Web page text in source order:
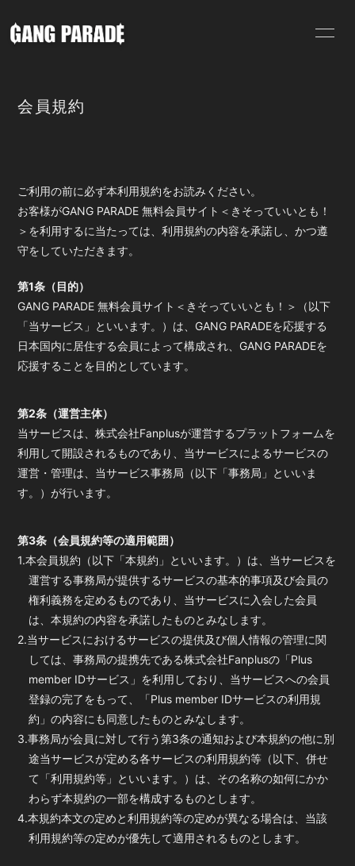
無料会員登録
会員規約
ご利用の前に必ず本利用規約をお読みください。
お客様がGANG PARADE 無料会員サイト＜きそっていいとも！
＞を利用するに当たっては、利用規約の内容を承諾し、かつ遵
守をしていただきます。
第1条（目的）
GANG PARADE 無料会員サイト＜きそっていいとも！＞（以下
「当サービス」といいます。）は、GANG PARADEを応援する
日本国内に居住する会員によって構成され、GANG PARADEを
応援することを目的としています。
第2条（運営主体）
当サービスは、株式会社Fanplusが運営するプラットフォームを
利用して開設されるものであり、当サービスによるサービスの
運営・管理は、当サービス事務局（以下「事務局」といいま
す。）が行います。
第3条（会員規約等の適用範囲）
1.本会員規約（以下「本規約」といいます。）は、当サービスを
運営する事務局が提供するサービスの基本的事項及び会員の
権利義務を定めるものであり、当サービスに入会した会員
は、本規約の内容を承諾したものとみなします。
2.当サービスにおけるサービスの提供及び個人情報の管理に関
しては、事務局の提携先である株式会社Fanplusの「Plus
member IDサービス」を利用しており、当サービスへの会員
登録の完了をもって、「Plus member IDサービスの利用規
約」の内容にも同意したものとみなします。
3.事務局が会員に対して行う第3条の通知および本規約の他に別
途当サービスが定める各サービスの利用規約等（以下、併せ
て「利用規約等」といいます。）は、その名称の如何にかか
わらず本規約の一部を構成するものとします。
4.本規約本文の定めと利用規約等の定めが異なる場合は、当該
利用規約等の定めが優先して適用されるものとします。